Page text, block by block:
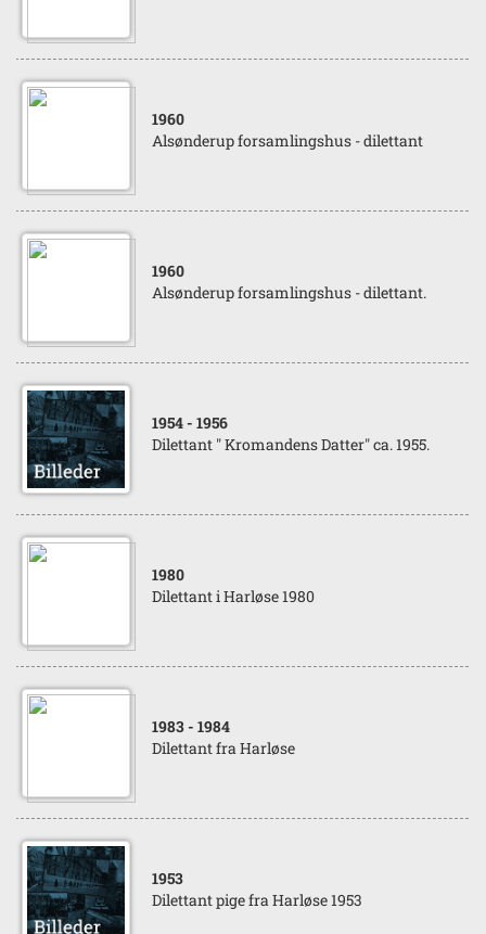
1960
Alsønderup forsamlingshus - dilettant
1960
Alsønderup forsamlingshus - dilettant.
1954 - 1956
Dilettant " Kromandens Datter" ca. 1955.
1980
Dilettant i Harløse 1980
1983 - 1984
Dilettant fra Harløse
1953
Dilettant pige fra Harløse 1953